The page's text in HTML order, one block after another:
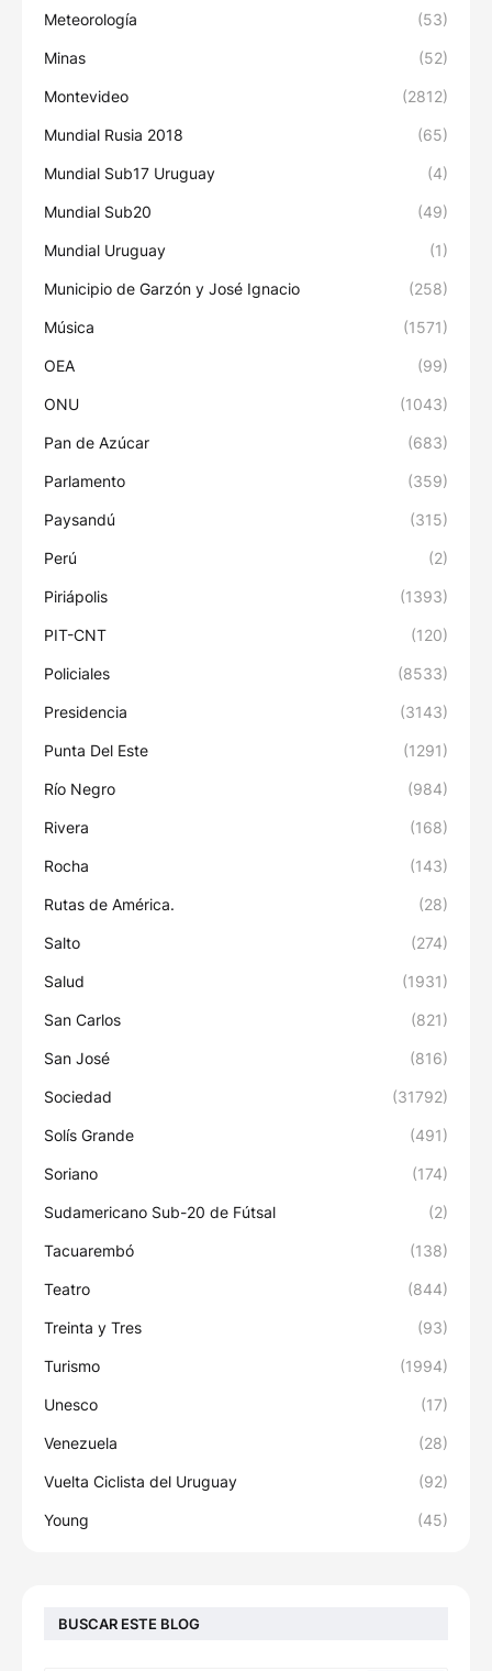
Meteorología (53)
Minas (52)
Montevideo (2812)
Mundial Rusia 2018 (65)
Mundial Sub17 Uruguay (4)
Mundial Sub20 (49)
Mundial Uruguay (1)
Municipio de Garzón y José Ignacio (258)
Música (1571)
OEA (99)
ONU (1043)
Pan de Azúcar (683)
Parlamento (359)
Paysandú (315)
Perú (2)
Piriápolis (1393)
PIT-CNT (120)
Policiales (8533)
Presidencia (3143)
Punta Del Este (1291)
Río Negro (984)
Rivera (168)
Rocha (143)
Rutas de América. (28)
Salto (274)
Salud (1931)
San Carlos (821)
San José (816)
Sociedad (31792)
Solís Grande (491)
Soriano (174)
Sudamericano Sub-20 de Fútsal (2)
Tacuarembó (138)
Teatro (844)
Treinta y Tres (93)
Turismo (1994)
Unesco (17)
Venezuela (28)
Vuelta Ciclista del Uruguay (92)
Young (45)
BUSCAR ESTE BLOG